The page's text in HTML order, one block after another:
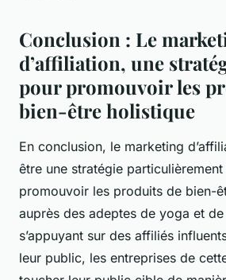
Conclusion : Le
d’affiliation, une
pour promouvoir les
bien-être holistique
En conclusion, le marketing
être une stratégie
promouvoir les produits de bien-
auprès des adeptes de yoga et
s’appuyant sur des affiliés
leur public, les entreprises de